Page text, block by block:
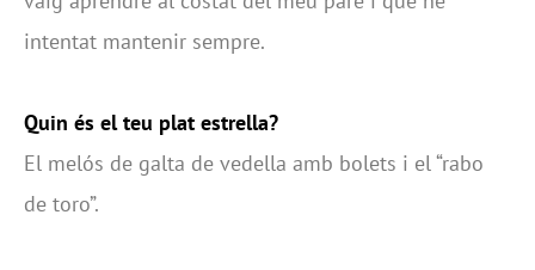
intentat mantenir sempre.
Quin és el teu plat estrella?
El melós de galta de vedella amb bolets i el “rabo
de toro”.